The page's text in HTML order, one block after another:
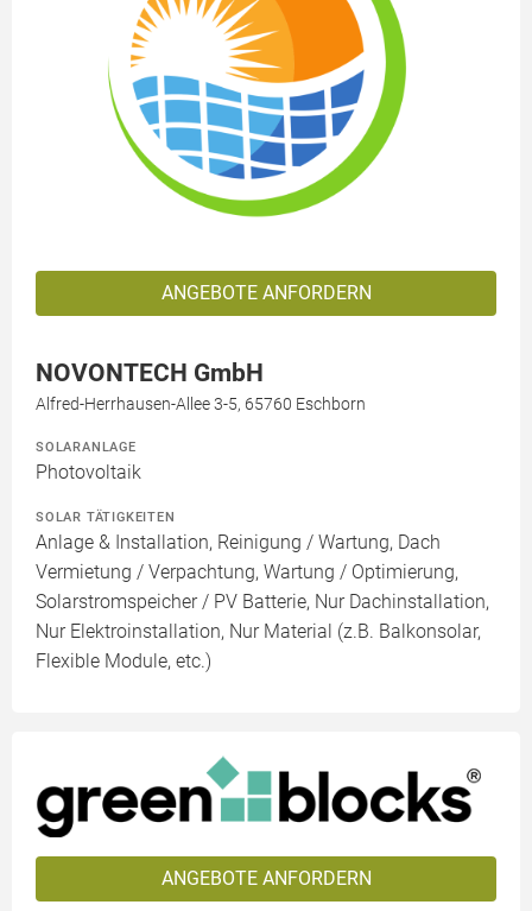
ANGEBOTE ANFORDERN
NOVONTECH GmbH
Alfred-Herrhausen-Allee 3-5, 65760 Eschborn
SOLARANLAGE
Photovoltaik
SOLAR TÄTIGKEITEN
Anlage & Installation, Reinigung / Wartung, Dach
Vermietung / Verpachtung, Wartung / Optimierung,
Solarstromspeicher / PV Batterie, Nur Dachinstallation,
Nur Elektroinstallation, Nur Material (z.B. Balkonsolar,
Flexible Module, etc.)
ANGEBOTE ANFORDERN